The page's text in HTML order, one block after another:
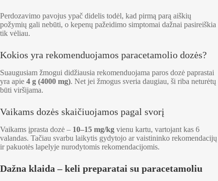
Perdozavimo pavojus ypač didelis todėl, kad pirmą parą aiškių
požymių gali nebūti, o kepenų pažeidimo simptomai dažnai pasireiškia
tik vėliau.
Kokios yra rekomenduojamos paracetamolio dozės?
Suaugusiam žmogui didžiausia rekomenduojama paros dozė paprastai
yra apie 4 g (4000 mg). Net jei žmogus sveria daugiau, ši riba neturėtų
būti viršijama.
Vaikams dozės skaičiuojamos pagal svorį
Vaikams įprasta dozė – 10–15 mg/kg vienu kartu, vartojant kas 6
valandas. Tačiau svarbu laikytis gydytojo ar vaistininko rekomendacijų
ir pakuotės lapelyje nurodytomis rekomendacijomis.
Dažna klaida – keli preparatai su paracetamoliu